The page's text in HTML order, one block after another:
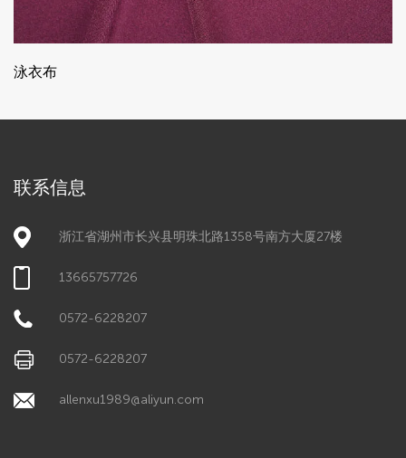
泳衣布
联系信息
浙江省湖州市长兴县明珠北路1358号南方大厦27楼
13665757726
0572-6228207
0572-6228207
allenxu1989@aliyun.com